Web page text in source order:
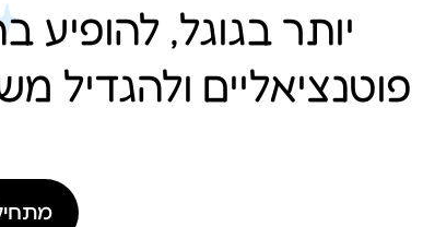
יותר בגוגל, להופיע
פוטנציאליים ולהגדיל